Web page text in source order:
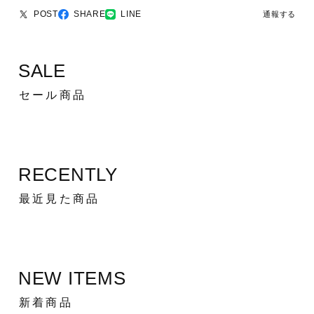
POST SHARE LINE 通報する
SALE
セール商品
RECENTLY
最近見た商品
NEW ITEMS
新着商品